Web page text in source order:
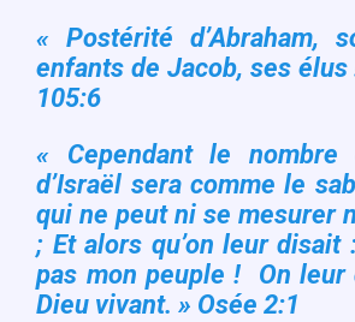
« Postérité d’Abraham,
enfants de Jacob, ses
105:6
« Cependant le nombre
d’Israël sera comme le
qui ne peut ni se mesurer
; Et alors qu’on leur disait
pas mon peuple ! On leur
Dieu vivant. » Osée 2:1